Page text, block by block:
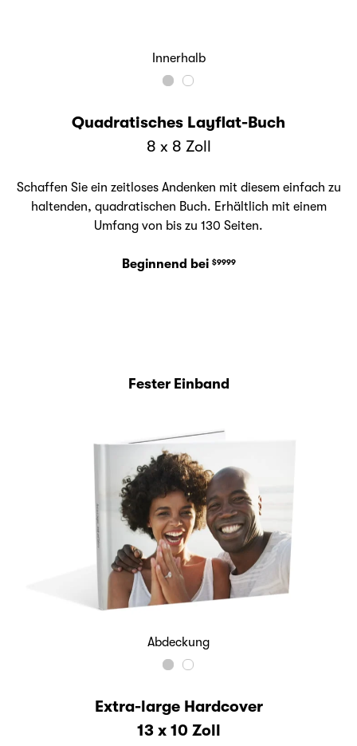
Innerhalb
Quadratisches Layflat-Buch
8 x 8 Zoll
Schaffen Sie ein zeitloses Andenken mit diesem einfach zu
haltenden, quadratischen Buch. Erhältlich mit einem
Umfang von bis zu 130 Seiten.
Beginnend bei $9999
Fester Einband
Abdeckung
Extra-large Hardcover
13 x 10 Zoll